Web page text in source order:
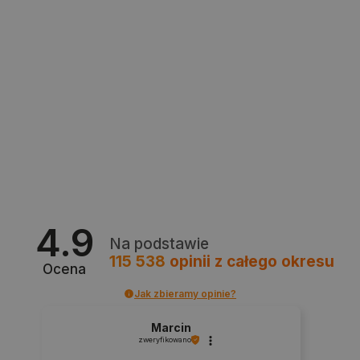
4.9
Ocena
Na podstawie
115 538 opinii z całego okresu
Jak zbieramy opinie?
Marcin
zweryfikowano
VISITOR_PRIVACY_METADATA
Polityce prywatności Google